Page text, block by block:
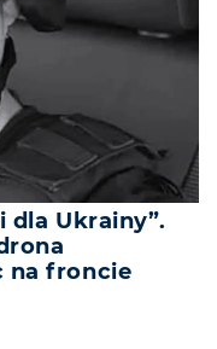
dla Ukrainy”.
na froncie